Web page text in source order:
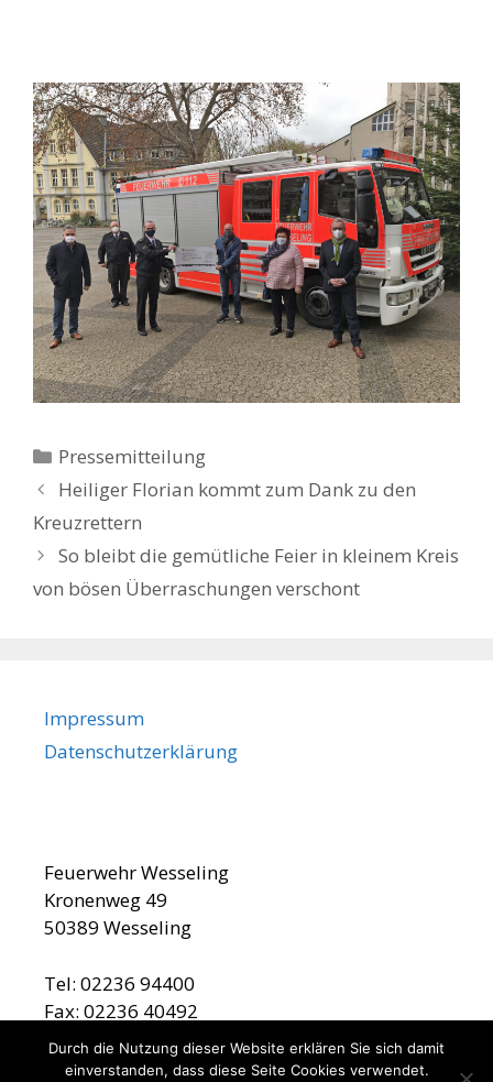
Kategorien
Pressemitteilung
Heiliger Florian kommt zum Dank zu den
Kreuzrettern
So bleibt die gemütliche Feier in kleinem Kreis
von bösen Überraschungen verschont
Impressum
Datenschutzerklärung
Feuerwehr Wesseling
Kronenweg 49
50389 Wesseling
Tel: 02236 94400
Fax: 02236 40492
Durch die Nutzung dieser Website erklären Sie sich damit
einverstanden, dass diese Seite Cookies verwendet.